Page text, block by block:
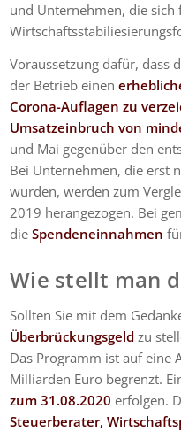
und Unternehmen, die sich
Voraussetzung dafür, dass
der Betrieb einen
Corona-Auflagen zu
Umsatzeinbruch von
und Mai gegenüber den
Bei Unternehmen, die erst
wurden, werden zum
2019 herangezogen. Bei
dieSpendeneinnahmen
Wie stellt man
Sollten Sie mit dem
Überbrückungsgeld zu
Das Programm ist auf eine
Milliarden Euro begrenzt.
zum 31.08.2020 erfolgen.
Steuerberater,